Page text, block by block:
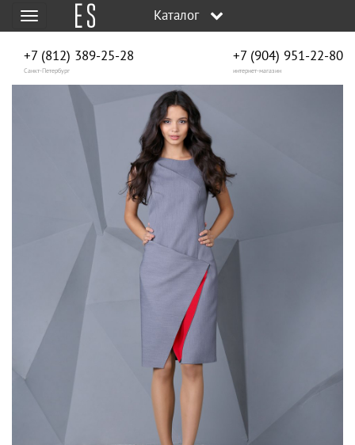
Меню Каталог
+7 (812) 389-25-28
Санкт-Петербург
+7 (904) 951‑22‑80
интернет-магазин